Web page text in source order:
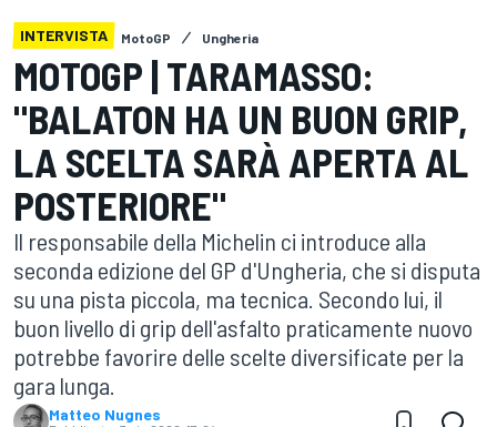
INTERVISTA MotoGP Ungheria
MOTOGP | TARAMASSO:
"BALATON HA UN BUON GRIP,
LA SCELTA SARÀ APERTA AL
POSTERIORE"
Il responsabile della Michelin ci introduce alla
seconda edizione del GP d'Ungheria, che si disputa
su una pista piccola, ma tecnica. Secondo lui, il
buon livello di grip dell'asfalto praticamente nuovo
potrebbe favorire delle scelte diversificate per la
gara lunga.
Matteo Nugnes